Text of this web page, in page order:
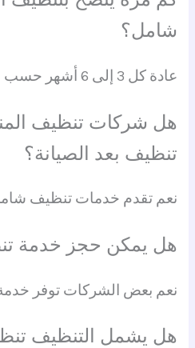
شامل؟
عادة كل 3 إلى 6 أشهر حسب الاستخدام والحاجة
هل شركات تنظيف
تنظيف بعد الصيانة؟
نعم تقدم خدمات تنظيف
هل يمكن حجز خدمة
نعم بعض الشركات توفر
هل يشمل التنظيف